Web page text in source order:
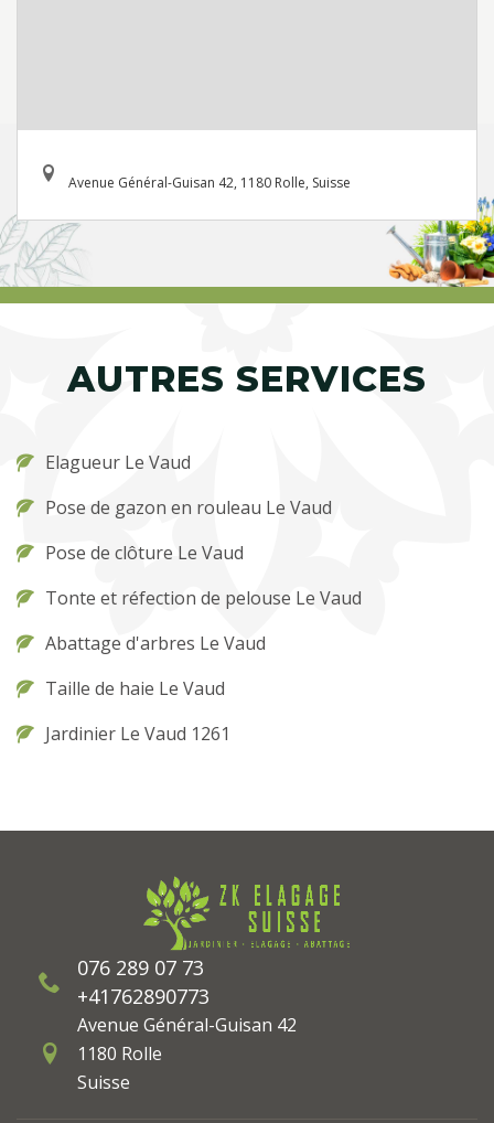
Avenue Général-Guisan 42, 1180 Rolle, Suisse
AUTRES SERVICES
Elagueur Le Vaud
Pose de gazon en rouleau Le Vaud
Pose de clôture Le Vaud
Tonte et réfection de pelouse Le Vaud
Abattage d'arbres Le Vaud
Taille de haie Le Vaud
Jardinier Le Vaud 1261
076 289 07 73
+41762890773
Avenue Général-Guisan 42
1180 Rolle
Suisse